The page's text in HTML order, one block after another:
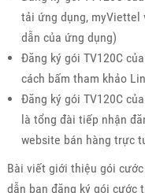
tải ứng dụng, myViettel
dẫn của ứng dụng)
Đăng ký gói TV120C
cách bấm tham khảo
Đăng ký gói TV120C
là tổng đài tiếp nhận
website bán hàng trực
Bài viết giới thiệu gói cước
dẫn bạn đăng ký gói cước